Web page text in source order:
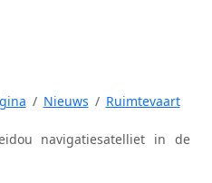
Nieuws
Ruimtevaart
navigatiesatelliet in de